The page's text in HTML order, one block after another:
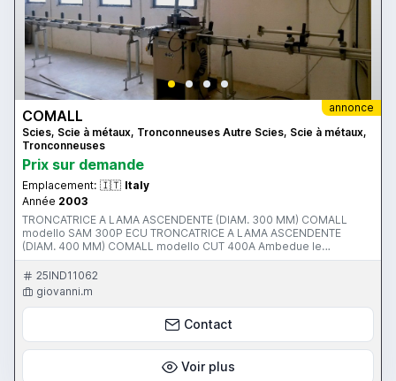
annonce
COMALL
Scies, Scie à métaux, Tronconneuses Autre Scies, Scie à métaux,
Tronconneuses
Prix ​​sur demande
Emplacement: 🇮🇹 Italy
Année 2003
TRONCATRICE A LAMA ASCENDENTE (DIAM. 300 MM) COMALL
modello SAM 300P ECU TRONCATRICE A LAMA ASCENDENTE
(DIAM. 400 MM) COMALL modello CUT 400A Ambedue le
troncatrici sono corredate da rulliere lato carico e lato scarico
marca COMALL
25IND11062
giovanni.m
Contact
Voir plus